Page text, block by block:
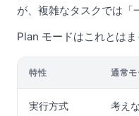
が、複雑なタスクでは「
Plan モードはこれとはま
特性 通常モ
実行方式 考え